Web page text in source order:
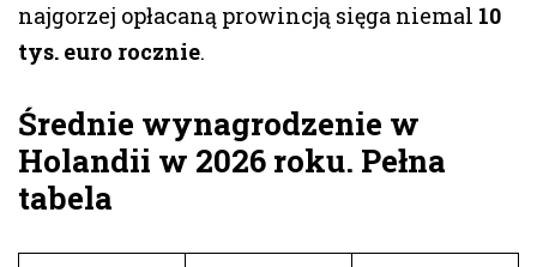
najgorzej opłacaną prowincją sięga niemal 10
tys. euro rocznie.
Średnie wynagrodzenie w
Holandii w 2026 roku. Pełna
tabela